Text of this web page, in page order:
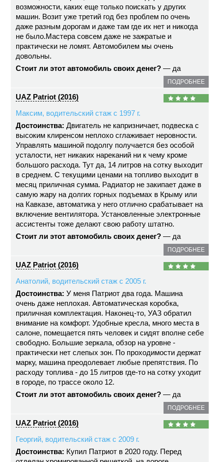
возможности, каких еще только поискать у других
машин. Возит уже третий год без проблем по очень
даже разным дорогам и даже там где их нет и никогда
не было.Мастера совсем даже не зажратые и
практически не ломят. Автомобилем мы очень
довольны.
Стоит ли этот автомобиль своих денег? — да
ПОДРОБНЕЕ
UAZ Patriot (2016)
Максим, водительский стаж с 1997 г.
Достоинства: Двигатель не капризничает, подвеска с
высоким клиренсом неплохо сглаживает неровности.
Управлять машиной подолгу получается без особой
усталости, нет никаких нареканий ни к чему кроме
большого расхода. Тут да, 14 литров на сотку выходит
в среднем. С текущими ценами на топливо выходит в
месяц приличная сумма. Радиатор не закипает даже в
самую жару на долгих горных подъемах в Крыму или
на Кавказе, автоматика у него отлично срабатывает на
включение вентилятора. Установленные электронные
ассистенты тоже делают свою работу штатно.
Стоит ли этот автомобиль своих денег? — да
ПОДРОБНЕЕ
UAZ Patriot (2016)
Анатолий, водительский стаж с 2005 г.
Достоинства: У меня Патриот два года. Машина
очень даже неплохая. Автоматическая коробка,
приличная комплектация. Наконец-то, УАЗ обратил
внимание на комфорт. Удобные кресла, много места в
салоне, помещается пять человек и сидят вполне себе
свободно. Большие зеркала, обзор на уровне -
практически нет слепых зон. По проходимости держат
марку, машина преодолевает любые препятствия. По
расходу топлива - до 15 литров где-то на сотку уходит
в городе, по трассе около 12.
Стоит ли этот автомобиль своих денег? — да
ПОДРОБНЕЕ
UAZ Patriot (2016)
Георгий, водительский стаж с 2009 г.
Достоинства: Купил Патриот в 2020 году. Перед